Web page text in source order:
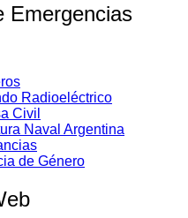
Emergencias
Radioeléctrico
Civil
Naval Argentina
de Género